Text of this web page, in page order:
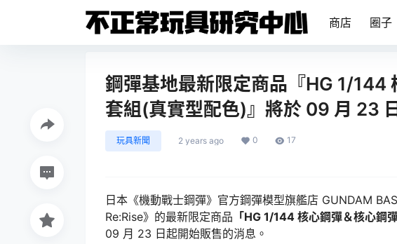
商店 圈子
鋼彈基地最新限定商品『HG 1/144
套組(真實型配色)』將於 09 月 23
玩具新聞 2 years ago 0 17
日本《機動戰士鋼彈》官方鋼彈模型旗艦店 GUNDAM
Re:Rise》的最新限定商品 「HG 1/144 核心鋼彈＆核心鋼
09 月 23 日起開始販售的消息。